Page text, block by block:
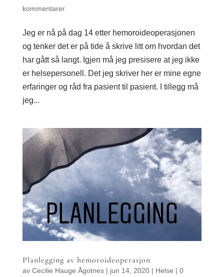
kommentarer
Jeg er nå på dag 14 etter hemoroideoperasjonen
og tenker det er på tide å skrive litt om hvordan det
har gått så langt. Igjen må jeg presisere at jeg ikke
er helsepersonell. Det jeg skriver her er mine egne
erfaringer og råd fra pasient til pasient. I tillegg må
jeg...
Planlegging av hemoroideoperasjon
av Cecilie Hauge Ågotnes| jun 14, 2020| Helse | 0